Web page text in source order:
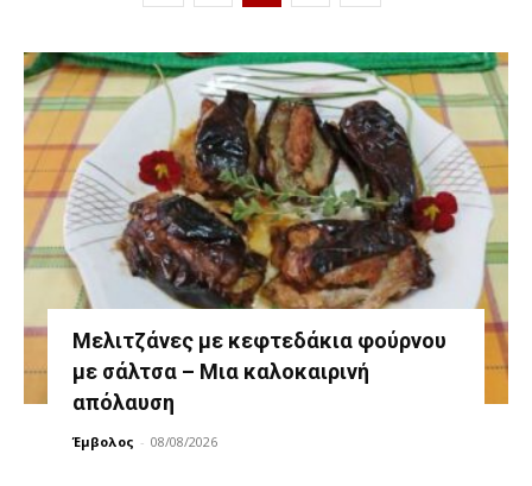
Μελιτζάνες με κεφτεδάκια φούρνου
με σάλτσα – Μια καλοκαιρινή
απόλαυση
Έμβολος - 08/08/2026